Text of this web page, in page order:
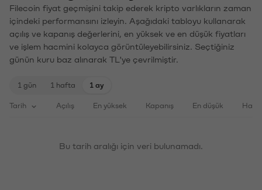
Filecoin fiyat geçmişini takip ederek kripto varlıkların zaman
içindeki performansını izleyin. Aşağıdaki tabloyu kullanarak
açılış ve kapanış değerlerini, en yüksek ve en düşük fiyatları
ve işlem hacmini kolayca görüntüleyebilirsiniz. Seçtiğiniz
günün kuru baz alınarak TL'ye çevrilmiştir.
1 gün 1 hafta 1 ay
Tarih Açılış En yüksek Kapanış En düşük
Bu tarih aralığı için veri bulunamadı.